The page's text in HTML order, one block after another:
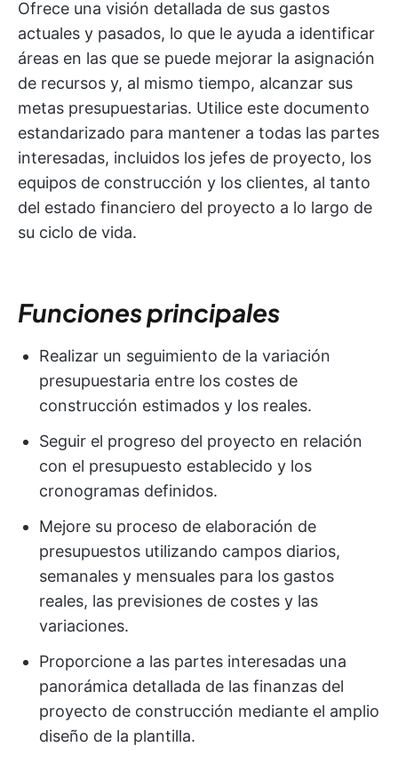
Ofrece una visión detallada de sus gastos
actuales y pasados, lo que le ayuda a identificar
áreas en las que se puede mejorar la asignación
de recursos y, al mismo tiempo, alcanzar sus
metas presupuestarias. Utilice este documento
estandarizado para mantener a todas las partes
interesadas, incluidos los jefes de proyecto, los
equipos de construcción y los clientes, al tanto
del estado financiero del proyecto a lo largo de
su ciclo de vida.
Funciones principales
Realizar un seguimiento de la variación
presupuestaria entre los costes de
construcción estimados y los reales.
Seguir el progreso del proyecto en relación
con el presupuesto establecido y los
cronogramas definidos.
Mejore su proceso de elaboración de
presupuestos utilizando campos diarios,
semanales y mensuales para los gastos
reales, las previsiones de costes y las
variaciones.
Proporcione a las partes interesadas una
panorámica detallada de las finanzas del
proyecto de construcción mediante el amplio
diseño de la plantilla.